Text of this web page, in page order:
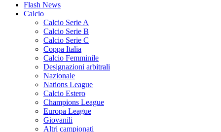
Flash News
Calcio
Calcio Serie A
Calcio Serie B
Calcio Serie C
Coppa Italia
Calcio Femminile
Designazioni arbitrali
Nazionale
Nations League
Calcio Estero
Champions League
Europa League
Giovanili
Altri campionati